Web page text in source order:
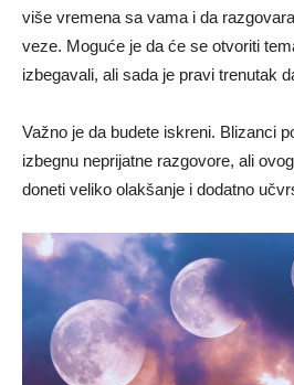
više vremena sa vama i da
veze. Moguće je da će se otvoriti
izbegavali, ali sada je pravi trenutak
Važno je da budete iskreni. Blizanci
izbegnu neprijatne razgovore, ali
doneti veliko olakšanje i dodatno